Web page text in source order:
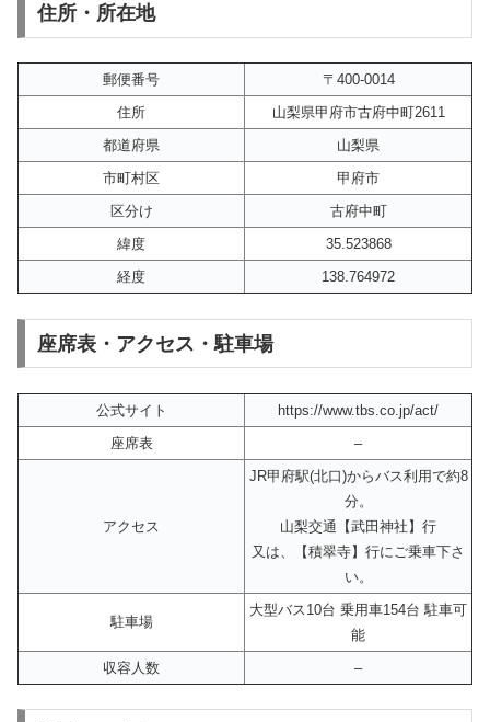
住所・所在地
郵便番号
〒400-0014
住所
山梨県甲府市古府中町2611
都道府県
山梨県
市町村区
甲府市
区分け
古府中町
緯度
35.523868
経度
138.764972
座席表・アクセス・駐車場
公式サイト
https://www.tbs.co.jp/act/
座席表
–
アクセス
JR甲府駅(北口)からバス利用で約8
分。
山梨交通【武田神社】行
又は、【積翠寺】行にご乗車下さ
い。
駐車場
大型バス10台 乗用車154台 駐車可
能
収容人数
–